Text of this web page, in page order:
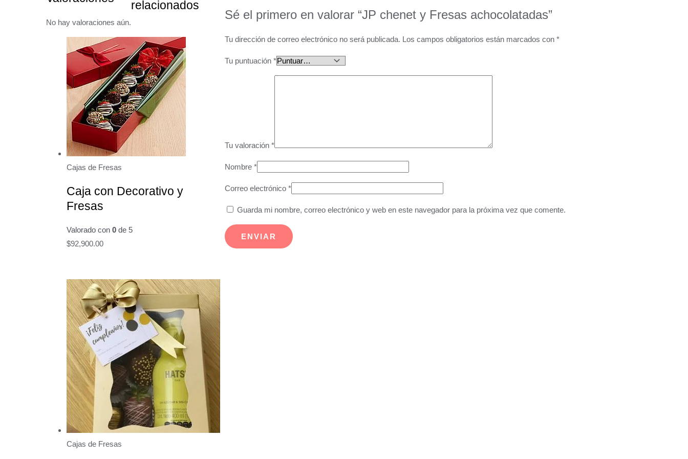
No hay valoraciones aún.
Sé el primero en valorar “JP chenet y Fresas achocolatadas”
Tu dirección de correo electrónico no será publicada. Los campos obligatorios están marcados con *
Tu puntuación *
Tu valoración *
Nombre *
Correo electrónico *
Guarda mi nombre, correo electrónico y web en este navegador para la próxima vez que comente.
relacionados
Cajas de Fresas
Caja con Decorativo y
Fresas
Valorado con 0 de 5
$92,900.00
Cajas de Fresas